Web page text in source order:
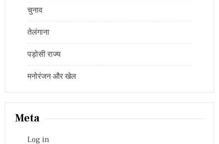
चुनाव
तेलंगाना
पड़ोसी राज्य
मनोरंजन और खेल
Meta
Log in